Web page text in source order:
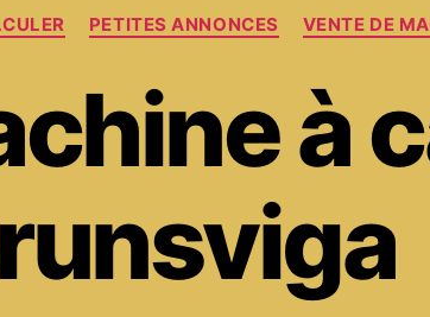
Catégories
PETITES ANNONCES VENTE DE
à